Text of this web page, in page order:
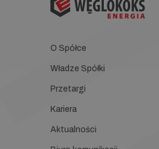
O Spółce
Władze Spółki
Przetargi
Kariera
Aktualności